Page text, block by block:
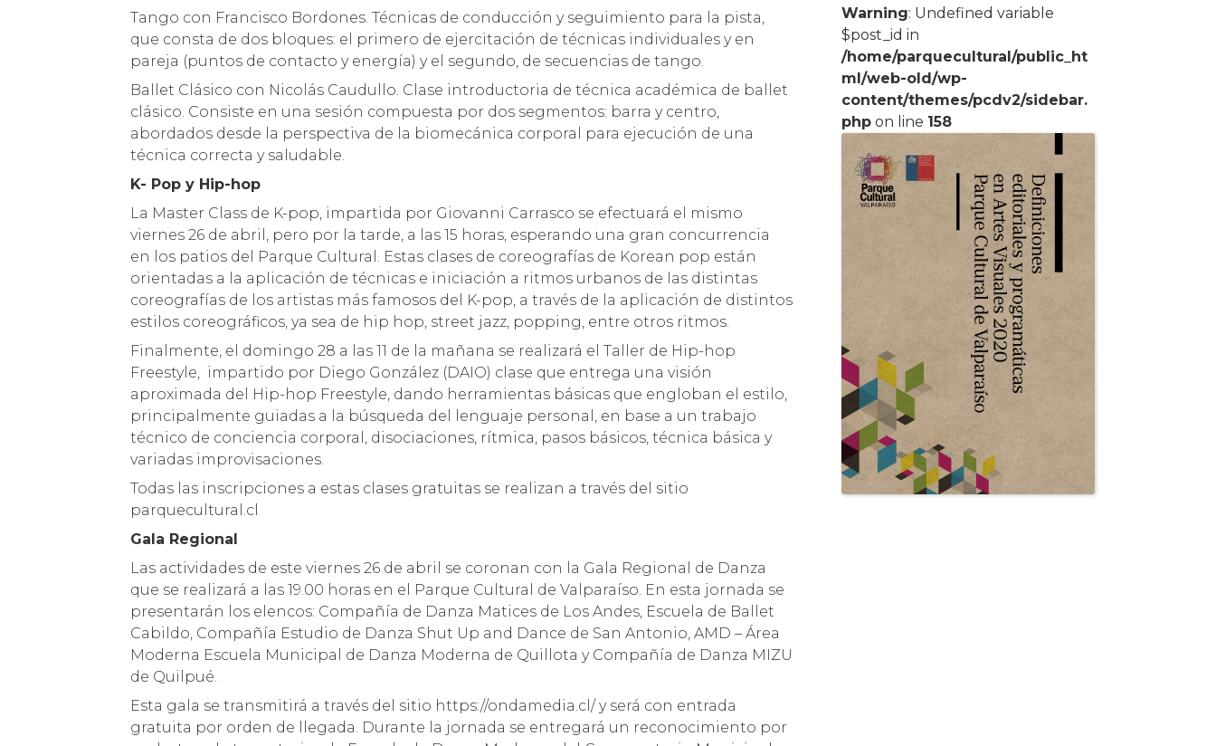
Tango con Francisco Bordones. Técnicas de conducción y seguimiento para la pista,
que consta de dos bloques: el primero de ejercitación de técnicas individuales y en
pareja (puntos de contacto y energía) y el segundo, de secuencias de tango.
Ballet Clásico con Nicolás Caudullo. Clase introductoria de técnica académica de ballet
clásico. Consiste en una sesión compuesta por dos segmentos: barra y centro,
abordados desde la perspectiva de la biomecánica corporal para ejecución de una
técnica correcta y saludable.
K- Pop y Hip-hop
La Master Class de K-pop, impartida por Giovanni Carrasco se efectuará el mismo
viernes 26 de abril, pero por la tarde, a las 15 horas, esperando una gran concurrencia
en los patios del Parque Cultural. Estas clases de coreografías de Korean pop están
orientadas a la aplicación de técnicas e iniciación a ritmos urbanos de las distintas
coreografías de los artistas más famosos del K-pop, a través de la aplicación de distintos
estilos coreográficos, ya sea de hip hop, street jazz, popping, entre otros ritmos.
Finalmente, el domingo 28 a las 11 de la mañana se realizará el Taller de Hip-hop
Freestyle, impartido por Diego González (DAIO) clase que entrega una visión
aproximada del Hip-hop Freestyle, dando herramientas básicas que engloban el estilo,
principalmente guiadas a la búsqueda del lenguaje personal, en base a un trabajo
técnico de conciencia corporal, disociaciones, rítmica, pasos básicos, técnica básica y
variadas improvisaciones.
Todas las inscripciones a estas clases gratuitas se realizan a través del sitio
parquecultural.cl
Gala Regional
Las actividades de este viernes 26 de abril se coronan con la Gala Regional de Danza
que se realizará a las 19.00 horas en el Parque Cultural de Valparaíso. En esta jornada se
presentarán los elencos: Compañía de Danza Matices de Los Andes, Escuela de Ballet
Cabildo, Compañía Estudio de Danza Shut Up and Dance de San Antonio, AMD – Área
Moderna Escuela Municipal de Danza Moderna de Quillota y Compañía de Danza MIZU
de Quilpué.
Esta gala se transmitirá a través del sitio https://ondamedia.cl/ y será con entrada
gratuita por orden de llegada. Durante la jornada se entregará un reconocimiento por
Warning: Undefined variable
$post_id in
/home/parquecultural/public_ht
ml/web-old/wp-
content/themes/pcdv2/sidebar.
php on line 158